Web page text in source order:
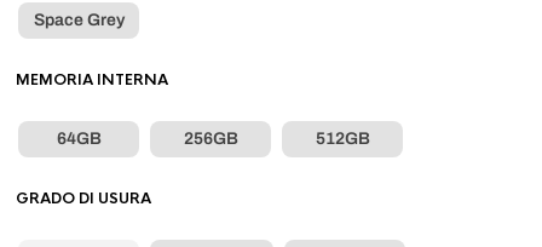
Space Grey
MEMORIA INTERNA
64GB 256GB 512GB
GRADO DI USURA